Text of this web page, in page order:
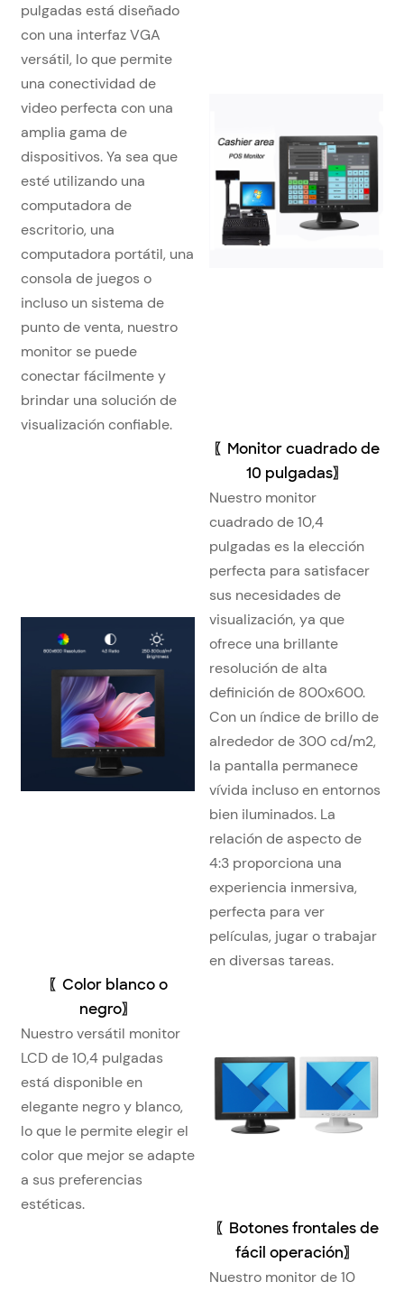
pulgadas está diseñado
con una interfaz VGA
versátil, lo que permite
una conectividad de
video perfecta con una
amplia gama de
dispositivos. Ya sea que
esté utilizando una
computadora de
escritorio, una
computadora portátil, una
consola de juegos o
incluso un sistema de
punto de venta, nuestro
monitor se puede
conectar fácilmente y
brindar una solución de
visualización confiable.
〖Monitor cuadrado de
10 pulgadas〗
Nuestro monitor
cuadrado de 10,4
pulgadas es la elección
perfecta para satisfacer
sus necesidades de
visualización, ya que
ofrece una brillante
resolución de alta
definición de 800x600.
Con un índice de brillo de
alrededor de 300 cd/m2,
la pantalla permanece
vívida incluso en entornos
bien iluminados. La
relación de aspecto de
4:3 proporciona una
experiencia inmersiva,
perfecta para ver
películas, jugar o trabajar
en diversas tareas.
〖Color blanco o
negro〗
Nuestro versátil monitor
LCD de 10,4 pulgadas
está disponible en
elegante negro y blanco,
lo que le permite elegir el
color que mejor se adapte
a sus preferencias
estéticas.
〖Botones frontales de
fácil operación〗
Nuestro monitor de 10